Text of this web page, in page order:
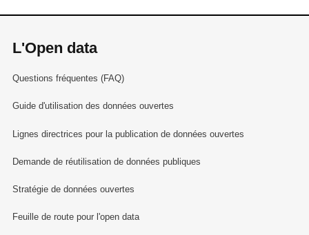
L'Open data
Questions fréquentes (FAQ)
Guide d'utilisation des données ouvertes
Lignes directrices pour la publication de données ouvertes
Demande de réutilisation de données publiques
Stratégie de données ouvertes
Feuille de route pour l'open data